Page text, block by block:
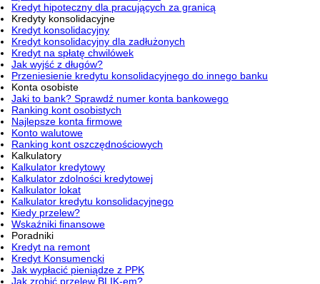
Kredyt hipoteczny dla pracujących za granicą
Kredyty konsolidacyjne
Kredyt konsolidacyjny
Kredyt konsolidacyjny dla zadłużonych
Kredyt na spłatę chwilówek
Jak wyjść z długów?
Przeniesienie kredytu konsolidacyjnego do innego banku
Konta osobiste
Jaki to bank? Sprawdź numer konta bankowego
Ranking kont osobistych
Najlepsze konta firmowe
Konto walutowe
Ranking kont oszczędnościowych
Kalkulatory
Kalkulator kredytowy
Kalkulator zdolności kredytowej
Kalkulator lokat
Kalkulator kredytu konsolidacyjnego
Kiedy przelew?
Wskaźniki finansowe
Poradniki
Kredyt na remont
Kredyt Konsumencki
Jak wypłacić pieniądze z PPK
Jak zrobić przelew BLIK-em?